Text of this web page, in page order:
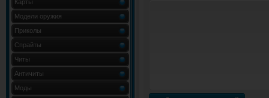
Карты
Модели оружия
Приколы
Спрайты
Читы
Античиты
Моды